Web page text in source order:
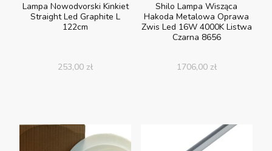
Lampa Nowodvorski Kinkiet
Straight Led Graphite L
122cm
253,00 zł
Shilo Lampa Wisząca
Hakoda Metalowa Oprawa
Zwis Led 16W 4000K Listwa
Czarna 8656
1706,00 zł